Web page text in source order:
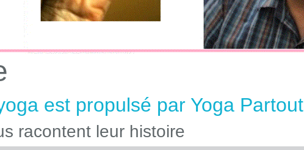
est propulsé par Yoga Partout
racontent leur histoire